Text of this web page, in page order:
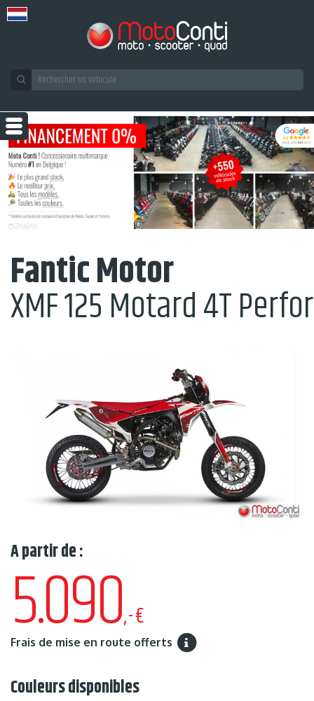
Fantic Motor
XMF 125 Motard 4T
A partir de :
5.090,-€
Frais de mise en route offerts
Couleurs disponibles